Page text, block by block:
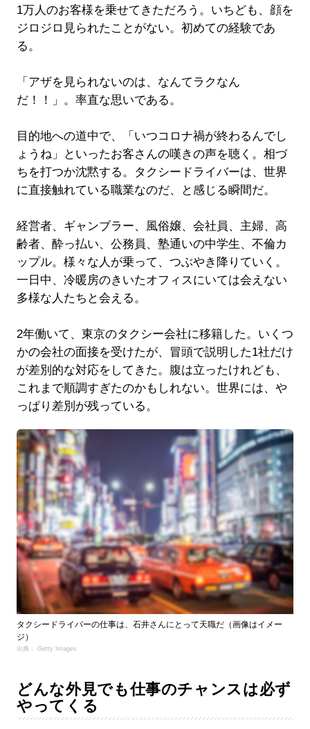
1万人のお客様を乗せてきただろう。いちども、顔を
ジロジロ見られたことがない。初めての経験であ
る。
「アザを見られないのは、なんてラクなん
だ！！」。率直な思いである。
目的地への道中で、「いつコロナ禍が終わるんでし
ょうね」といったお客さんの嘆きの声を聴く。相づ
ちを打つか沈黙する。タクシードライバーは、世界
に直接触れている職業なのだ、と感じる瞬間だ。
経営者、ギャンブラー、風俗嬢、会社員、主婦、高
齢者、酔っ払い、公務員、塾通いの中学生、不倫カ
ップル。様々な人が乗って、つぶやき降りていく。
一日中、冷暖房のきいたオフィスにいては会えない
多様な人たちと会える。
2年働いて、東京のタクシー会社に移籍した。いくつ
かの会社の面接を受けたが、冒頭で説明した1社だけ
が差別的な対応をしてきた。腹は立ったけれども、
これまで順調すぎたのかもしれない。世界には、や
っぱり差別が残っている。
タクシードライバーの仕事は、石井さんにとって天職だ（画像はイメー
ジ）
出典： Getty Images
どんな外見でも仕事のチャンスは必ず
やってくる